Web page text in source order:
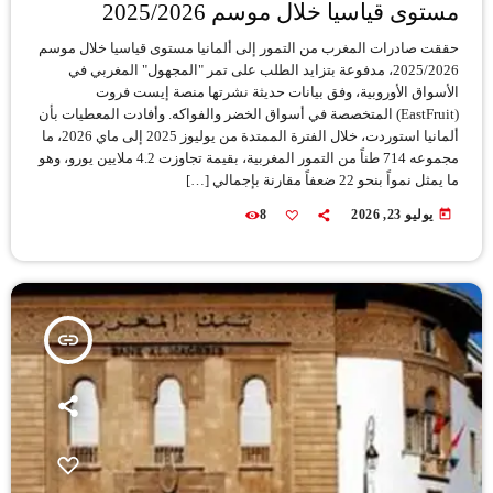
مستوى قياسيا خلال موسم 2025/2026
حققت صادرات المغرب من التمور إلى ألمانيا مستوى قياسيا خلال موسم
2025/2026، مدفوعة بتزايد الطلب على تمر "المجهول" المغربي في
الأسواق الأوروبية، وفق بيانات حديثة نشرتها منصة إيست فروت
(EastFruit) المتخصصة في أسواق الخضر والفواكه. وأفادت المعطيات بأن
ألمانيا استوردت، خلال الفترة الممتدة من يوليوز 2025 إلى ماي 2026، ما
مجموعه 714 طناً من التمور المغربية، بقيمة تجاوزت 4.2 ملايين يورو، وهو
ما يمثل نمواً بنحو 22 ضعفاً مقارنة بإجمالي […]
today يوليو 23, 2026 8
insert_link